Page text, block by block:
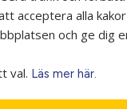
något
acceptera alla kakor
och ge dig
val. Läs mer här.